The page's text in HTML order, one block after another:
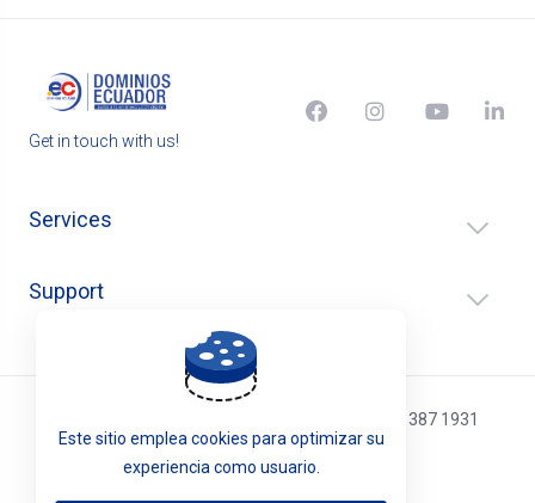
Get in touch with us!
Services
Support
Atención telefónica: (02) 4016 188 / (593) 096 387 1931
English
Este sitio emplea cookies para optimizar su
experiencia como usuario.